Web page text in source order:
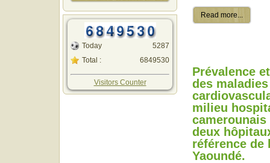
Today
Total :
5287
6849530
Visitors Counter
Read more...
Prévalence
des maladies
milieu
camerounais
deux
référence de
Yaoundé.